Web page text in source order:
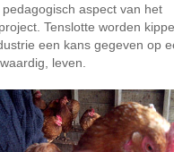
aspect van het
Tenslotte worden
een kans gegeven op
leven.